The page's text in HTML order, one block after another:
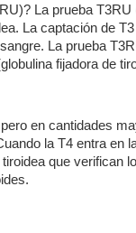
La prueba
La captación de
La prueba
fijadora de
en cantidades
la T4 entra en
que